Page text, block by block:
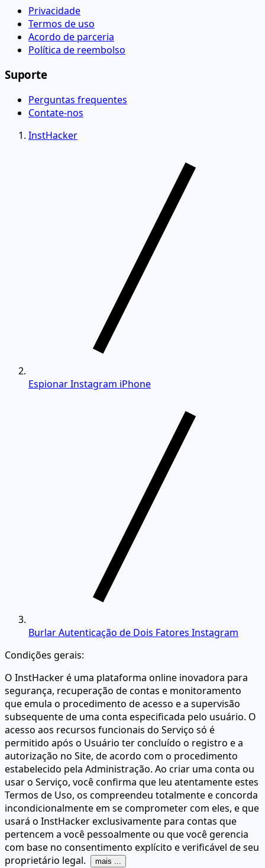
Privacidade
Termos de uso
Acordo de parceria
Política de reembolso
Suporte
Perguntas frequentes
Contate-nos
InstHacker
Espionar Instagram iPhone
Burlar Autenticação de Dois Fatores Instagram
Condições gerais:
O InstHacker é uma plataforma online inovadora para
segurança, recuperação de contas e monitoramento
que emula o procedimento de acesso e a supervisão
subsequente de uma conta especificada pelo usuário. O
acesso aos recursos funcionais do Serviço só é
permitido após o Usuário ter concluído o registro e a
autorização no Site, de acordo com o procedimento
estabelecido pela Administração. Ao criar uma conta ou
usar o Serviço, você confirma que leu atentamente estes
Termos de Uso, os compreendeu totalmente e concorda
incondicionalmente em se comprometer com eles, e que
usará o InstHacker exclusivamente para contas que
pertencem a você pessoalmente ou que você gerencia
com base no consentimento explícito e verificável de seu
proprietário legal.
mais ...